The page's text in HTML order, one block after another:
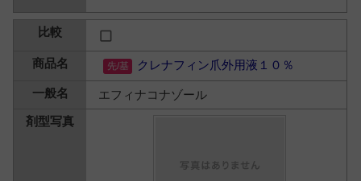
クレナフィン爪外用液１０％
エフィナコナゾール